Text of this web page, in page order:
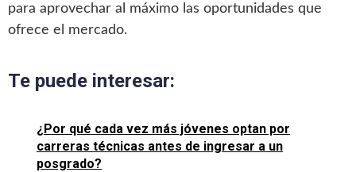
para aprovechar al máximo las oportunidades que
ofrece el mercado.
Te puede interesar:
¿Por qué cada vez más jóvenes optan por
carreras técnicas antes de ingresar a un
posgrado?